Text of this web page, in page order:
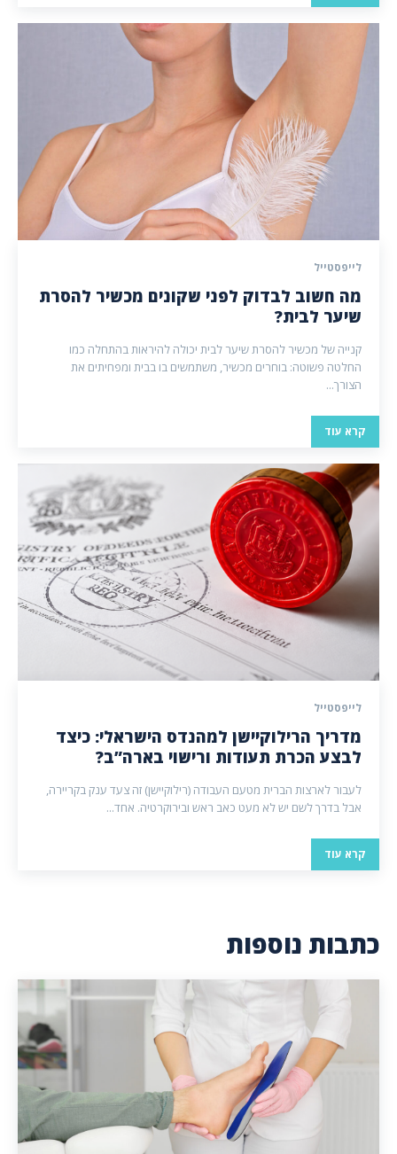
לייפסטייל
מה חשוב לבדוק לפני שקונים מכשיר להסרת
שיער לבית?
קנייה של מכשיר להסרת שיער לבית יכולה להיראות בהתחלה כמו
החלטה פשוטה: בוחרים מכשיר, משתמשים בו בבית ומפחיתים את
הצורך...
קרא עוד
לייפסטייל
מדריך הרילוקיישן למהנדס הישראלי: כיצד
לבצע הכרת תעודות ורישוי בארה”ב?
לעבור לארצות הברית מטעם העבודה (רילוקיישן) זה צעד ענק בקריירה,
אבל בדרך לשם יש לא מעט כאב ראש ובירוקרטיה. אחד...
קרא עוד
כתבות נוספות